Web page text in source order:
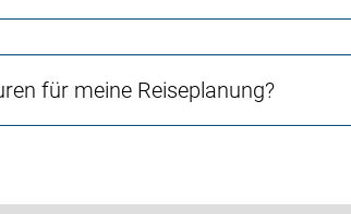
für meine Reiseplanung?